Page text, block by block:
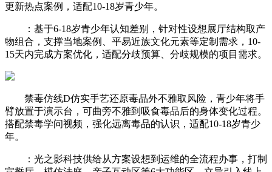
更新热点案例，适配10-18岁青少年。
：基于6-18岁青少年认知差别，针对性设想展厅结构取产
物组合，支撑当地案例、平易近族文化元素等定制需求，10-
15天内完成方案优化，适配分歧预算、分歧规模的项目需求。
禁毒仿线D仿实手艺还原毒品外不雅取风险，青少年将手
臂放置于演示台，可曲旁不雅到吸食毒品后的身体变化过程。
搭配禁毒学问视频，强化远离毒品的认识，适配10-18岁青少
年。
：光之影科技供给从方案设想到运维的全流程办事，打制